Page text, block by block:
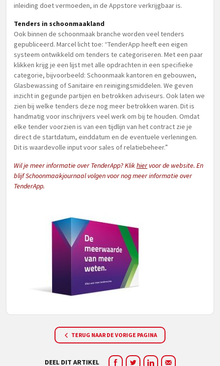
inleiding doet vermoeden, in de Appstore verkrijgbaar is.
Tenders in schoonmaakland
Ook binnen de schoonmaak branche worden veel tenders
gepubliceerd. Marcel licht toe: “TenderApp heeft een eigen
systeem ontwikkeld om tenders te categoriseren. Met een paar
klikken krijg je een lijst met alle opdrachten in een specifieke
categorie, bijvoorbeeld: Schoonmaak kantoren en gebouwen,
Glasbewassing of Sanitaire en reinigingsmiddelen. We geven
inzicht in gegunde partijen en betrokken adviseurs. Ook laten we
zien bij welke tenders deze nog meer betrokken waren. Dit is
handmatig voor inschrijvers veel werk om bij te houden. Omdat
elke tender voorzien is van een tijdlijn van het contract zie je
direct de startdatum, einddatum en de eventuele verleningen.
Dit is waardevolle input voor sales of relatiebeheer.”
Wil je meer informatie over TenderApp? Klikhiervoor de website. En
blijf Schoonmaakjournaal volgen voor nog meer informatie over
TenderApp.
TERUG NAAR DE VORIGE PAGINA
DEEL DIT ARTIKEL